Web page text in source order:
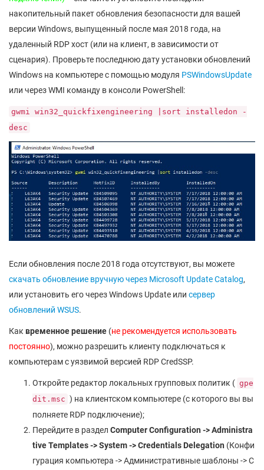
накопительный пакет обновления безопасности для вашей
версии Windows, выпущенный после мая 2018 года, на
удаленный RDP хост (или на клиент, в зависимости от
сценария). Проверьте последнюю дату установки обновлений
Windows на компьютере с помощью модуля PSWindowsUpdate
или через WMI команду в консоли PowerShell:
gwmi win32_quickfixengineering |sort installedon -
desc
Если обновления после 2018 года отсутствуют, вы можете
скачать обновление вручную через Microsoft Update Catalog,
или установить его через Windows Update или сервер
обновлений WSUS.
Как временное решение (не рекомендуется использовать
постоянно), можно разрешить клиенту подключаться к
компьютерам с уязвимой версией RDP CredSSP.
Откройте редактор локальных групповых политик ( gpe
dit.msc ) на клиентском компьютере (с которого вы вы
полняете RDP подключение);
Перейдите в раздел ComputerConfiguration -> Administra
tiveTemplates-> System-> Credentials Delegation (Конфи
гурация компьютера -> Административные шаблоны -> С